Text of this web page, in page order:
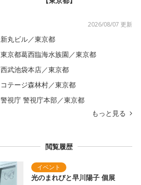
2026/08/07 更新
新丸ビル／東京都
東京都葛西臨海水族園／東京都
西武池袋本店／東京都
コテージ森林村／東京都
警視庁 警視庁本部／東京都
もっと見る
閲覧履歴
光のまれびと早川陽子 個展